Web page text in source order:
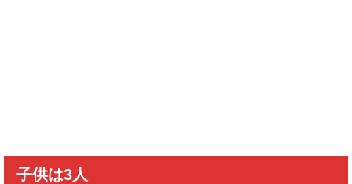
子供は3人